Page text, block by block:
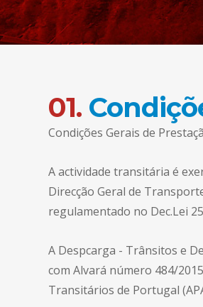
01.
Condições Gerais de
A actividade transitária é
Direcção Geral de
regulamentado no Dec.Lei
A Despcarga - Trânsitos e
com Alvará número 484/
Transitários de Portugal